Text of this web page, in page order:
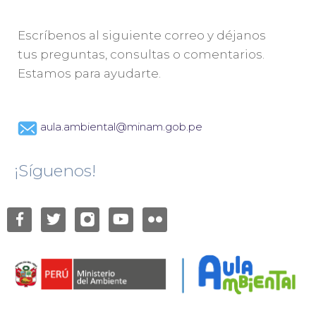
Escríbenos al siguiente correo y déjanos
tus preguntas, consultas o comentarios.
Estamos para ayudarte.
aula.ambiental@minam.gob.pe
¡Síguenos!